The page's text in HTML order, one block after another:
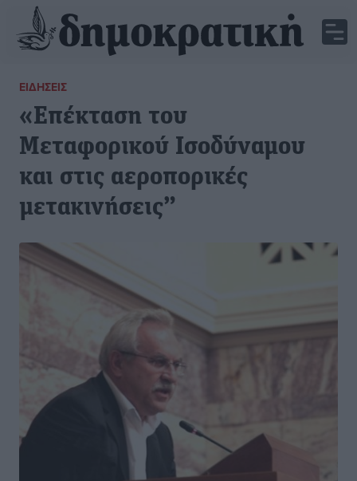
ΕΙΔΉΣΕΙΣ
«Επέκταση του
Μεταφορικού Ισοδύναμου
και στις αεροπορικές
μετακινήσεις”